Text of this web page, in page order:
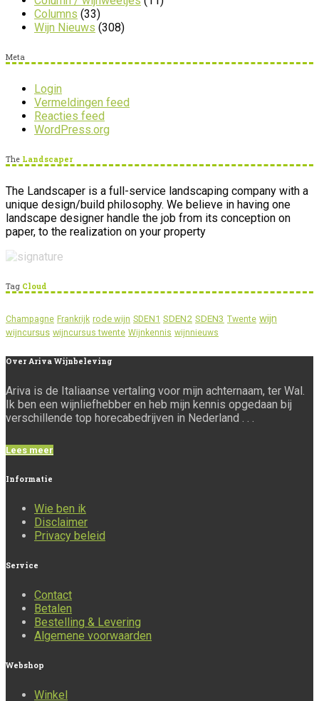
Columns (33)
Wijn Nieuws (308)
Meta
Login
Vermeldingen feed
Reacties feed
WordPress.org
The Landscaper
The Landscaper is a full-service landscaping company with a
unique design/build philosophy. We believe in having one
landscape designer handle the job from its conception on
paper, to the realization on your property
Tag Cloud
Champagne Frankrijk rode wijn SDEN1 SDEN2 SDEN3 Twente wijn
wijncursus wijncursus twente Wijnkennis wijnnieuws
Over Ariva Wijnbeleving
Ariva is de Italiaanse vertaling voor mijn achternaam, ter Wal.
Ik ben een wijnliefhebber en heb mijn kennis opgedaan bij
verschillende top horecabedrijven in Nederland . . .
Lees meer
Informatie
Wie ben ik
Disclaimer
Privacy beleid
Service
Contact
Betalen
Bestelling & Levering
Algemene voorwaarden
Webshop
Winkel